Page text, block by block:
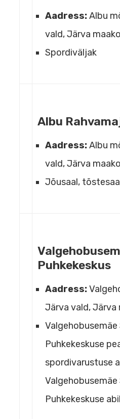
Aadress:Albu
vald, Järva
Spordiväljak
Albu
Aadress:Albu
vald, Järva
Jõusaal,
Puhkekeskus
Aadress:
Järva vald, Järva
Valgehobusemäe
Puhkekeskuse
spordivarustuse
Valgehobusemäe
Puhkekeskuse